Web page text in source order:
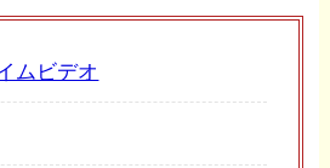
ムビデオ